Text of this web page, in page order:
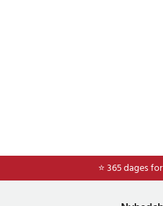
⭐ 365 dages
⭐ Nem og sikker betaling